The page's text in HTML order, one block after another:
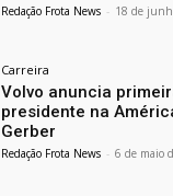
Redação Frota News - 18 de
Carreira
Volvo anuncia
presidente na
Gerber
Redação Frota News - 6 de maio